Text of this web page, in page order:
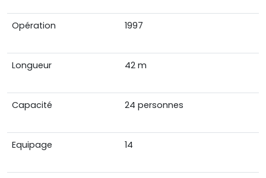
Opération 1997
Longueur 42 m
Capacité 24 personnes
Equipage 14